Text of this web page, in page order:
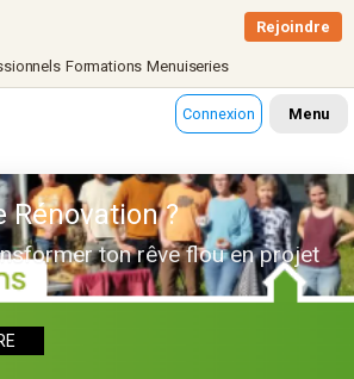
Formations Menuiseries
Rejoindre
Connexion Menu
Rénovation ?
ton rêve flou en projet